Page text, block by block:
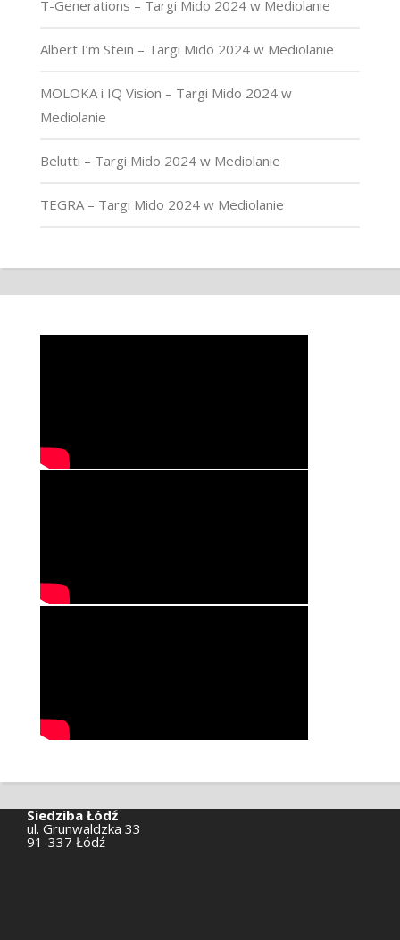
T-Generations – Targi Mido 2024 w Mediolanie
Albert I’m Stein – Targi Mido 2024 w Mediolanie
MOLOKA i IQ Vision – Targi Mido 2024 w
Mediolanie
Belutti – Targi Mido 2024 w Mediolanie
TEGRA – Targi Mido 2024 w Mediolanie
Siedziba Łódź
ul. Grunwaldzka 33
91-337 Łódź